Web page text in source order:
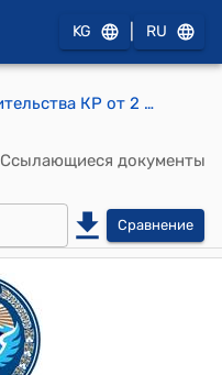
KG RU
Распоряжение Правительства КР от 2 июля 2011 года № 261-р (О выделении денежных средств в целях поддержки и развития театральной деятельности Государственного молодежного театра «Учур»)
Ссылающиеся документы
Сравнение